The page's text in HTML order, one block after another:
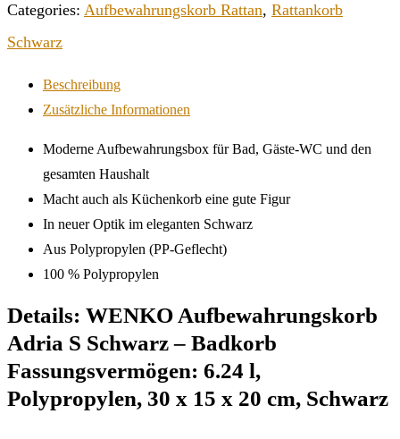
Categories: Aufbewahrungskorb Rattan, Rattankorb
Schwarz
Beschreibung
Zusätzliche Informationen
Moderne Aufbewahrungsbox für Bad, Gäste-WC und den
gesamten Haushalt
Macht auch als Küchenkorb eine gute Figur
In neuer Optik im eleganten Schwarz
Aus Polypropylen (PP-Geflecht)
100 % Polypropylen
Details: WENKO Aufbewahrungskorb
Adria S Schwarz – Badkorb
Fassungsvermögen: 6.24 l,
Polypropylen, 30 x 15 x 20 cm, Schwarz